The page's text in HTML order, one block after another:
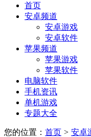
首页
安卓频道
安卓游戏
安卓软件
苹果频道
苹果游戏
苹果软件
电脑软件
手机资讯
单机游戏
专题大全
您的位置： 首页 > 安卓